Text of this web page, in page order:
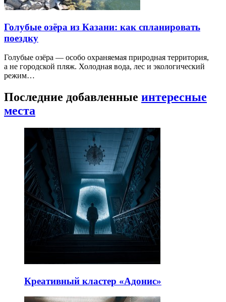
Голубые озёра из Казани: как спланировать
поездку
Голубые озёра — особо охраняемая природная территория,
а не городской пляж. Холодная вода, лес и экологический
режим…
Последние добавленные интересные
места
Креативный кластер «Адонис»